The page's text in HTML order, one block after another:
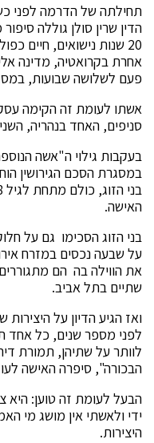
תחילתה של הדרמה לפני
הדין שרין סולן גוללה
20 שנות נישואים, חיים
אחרת בקרואטיה, מדינה
פעם לשלושה שבועות,
אשתו לעומת זה הקימה
סניפים, האחד בנהריה,
בעקבות גילוי ה"אשה
במסגרת הסכם הגירושין
האישה.
בני הזוג הסכימו גם על
על שבעה נכסים במזרח
את הווילה בה הם
שתיים בתל אביב.
ואז הגיע הדיון על
לפני מספר שנים, כל אחד
לוותר על שתיהן, תמורת
הבכורה", סיפרה האישה
הבעל לעומת זה טוען: היא
ידי ולאשתי אין מושג מי
היצירות.